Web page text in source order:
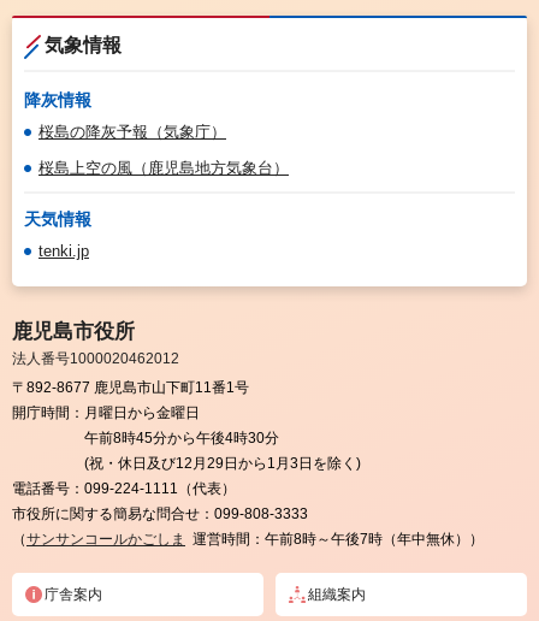
気象情報
降灰情報
桜島の降灰予報（気象庁）
桜島上空の風（鹿児島地方気象台）
天気情報
tenki.jp
鹿児島市役所
法人番号1000020462012
〒892-8677 鹿児島市山下町11番1号
開庁時間： 月曜日から金曜日
午前8時45分から午後4時30分
(祝・休日及び12月29日から1月3日を除く)
電話番号： 099-224-1111（代表）
市役所に関する簡易な問合せ： 099-808-3333
（サンサンコールかごしま 運営時間：午前8時～午後7時（年中無休））
庁舎案内 組織案内